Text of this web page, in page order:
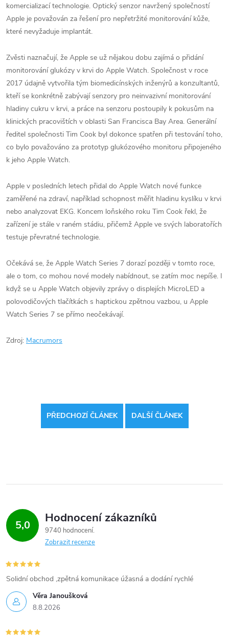
komercializací technologie. Optický senzor navržený společností
Apple je považován za řešení pro nepřetržité monitorování kůže,
které nevyžaduje implantát.
Zvěsti naznačují, že Apple se už nějakou dobu zajímá o přidání
monitorování glukózy v krvi do Apple Watch. Společnost v roce
2017 údajně vytvořila tým biomedicínských inženýrů a konzultantů,
kteří se konkrétně zabývají senzory pro neinvazivní monitorování
hladiny cukru v krvi, a práce na senzoru postoupily k pokusům na
klinických pracovištích v oblasti San Francisca Bay Area. Generální
ředitel společnosti Tim Cook byl dokonce spatřen při testování toho,
co bylo považováno za prototyp glukózového monitoru připojeného
k jeho Apple Watch.
Apple v posledních letech přidal do Apple Watch nové funkce
zaměřené na zdraví, například schopnost měřit hladinu kyslíku v krvi
nebo analyzovat EKG. Koncem loňského roku ‌Tim Cook‌ řekl, že
zařízení je stále v raném stádiu, přičemž Apple ve svých laboratořích
testuje převratné technologie.
Očekává se, že Apple Watch Series 7 dorazí později v tomto roce,
ale o tom, co mohou nové modely nabídnout, se zatím moc nepíše. I
když se u Apple Watch objevily zprávy o displejích MicroLED a
polovodičových tlačítkách s haptickou zpětnou vazbou, u Apple
Watch Series 7 se přímo neočekávají.
Zdroj: Macrumors
PŘEDCHOZÍ ČLÁNEK DALŠÍ ČLÁNEK
5,0 Hodnocení zákazníků
9740 hodnocení
Zobrazit recenze
Věra Janoušková
8.8.2026
Solidní obchod ,zpětná komunikace úžasná a dodání rychlé